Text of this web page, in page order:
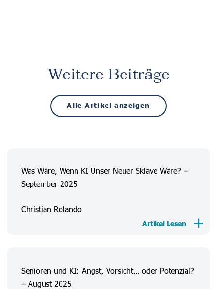
Weitere Beiträge
Alle Artikel anzeigen
Was Wäre, Wenn KI Unser Neuer Sklave Wäre? –
September 2025
Christian Rolando
Artikel Lesen
Senioren und KI: Angst, Vorsicht… oder Potenzial?
– August 2025